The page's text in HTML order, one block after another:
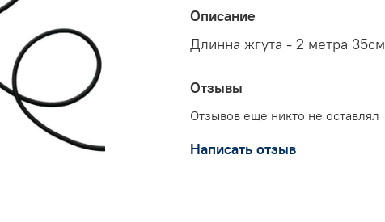
Описание
Длинна жгута - 2 метра 35см
Отзывы
Отзывов еще никто не оставлял
Написать отзыв